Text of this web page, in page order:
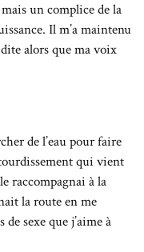
un complice de la
Il m’a maintenu
alors que ma voix
de l’eau pour faire
qui vient
raccompagnai à la
la route en me
sexe que j’aime à